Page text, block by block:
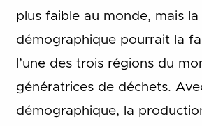
plus faible au monde, mais la
démographique pourrait la
l’une des trois régions du
génératrices de déchets.
démographique, la